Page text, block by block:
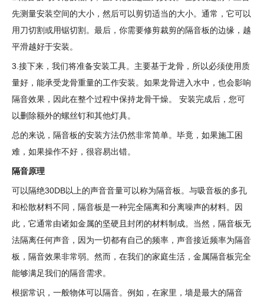
先测量安装空间的大小，然后可以剪切适当的大小。通常，它可以
用刀切割或用锯切割。最后，你需要修剪裁剪的隔音板的边缘，越
平滑越好于安装。
3.接下来，我们将准备安装工具。主要基于龙骨，所以必须使用质
量好，能承受龙骨重量的工作安装。如果龙骨进入水中，也会影响
隔音效果，因此在整个过程中保持龙骨干燥。 安装完成后，您可
以删除额外的螺丝钉和其他灯具。
总的来说，隔音板的安装方法仍然非常简单。毕竟，如果施工困
难，如果操作不好，很容易出错。
隔音原理
可以隔绝30DB以上的声音音量可以称为隔音板。与吸音板的多孔
和松散材料不同，隔音板是一种完全隔离和分离噪声的材料。因
此，它通常由诸如金属的坚硬且封闭的材料制成。当然，隔音板无
法隔离任何声音，因为一切都有自己的频率，声音接近频率为隔音
板，隔音效果非常弱。然而，在我们的家庭生活，金属隔音板完全
能够满足我们的隔音需求。
根据常识，一般物体可以隔音。例如，在家里，墙是最大的隔音